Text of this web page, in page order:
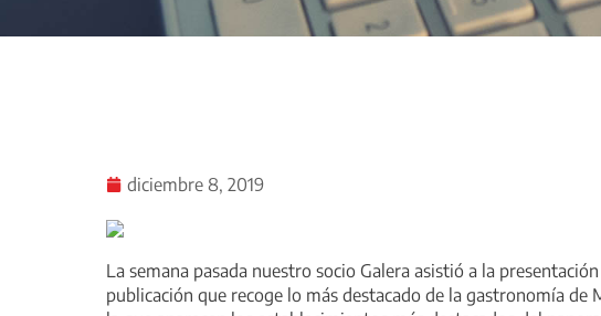
diciembre 8, 2019
La semana pasada nuestro socio Galera asistió a la
publicación que recoge lo más destacado de la gastronomía